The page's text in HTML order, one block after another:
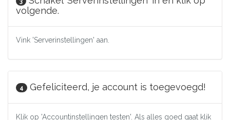
volgende.
Vink 'Serverinstellingen' aan.
4 Gefeliciteerd, je account is toegevoegd!
Klik op 'Accountinstellingen testen'. Als alles goed gaat klik